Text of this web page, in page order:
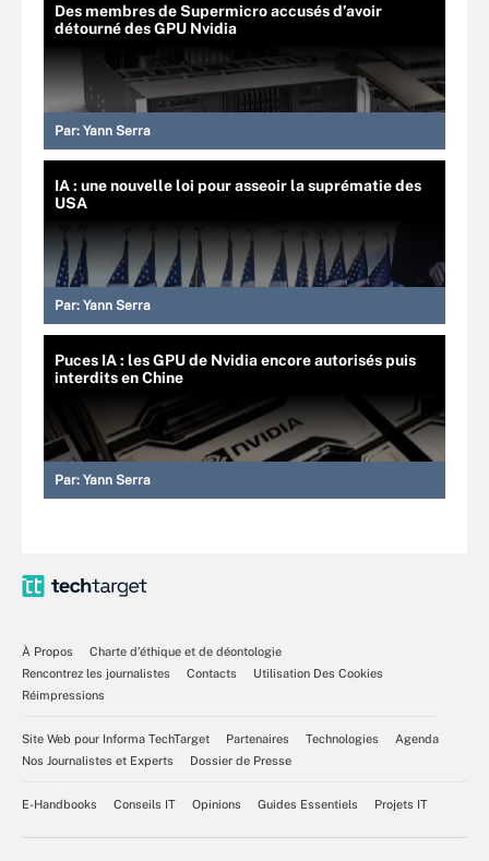
Des membres de Supermicro accusés d’avoir
détourné des GPU Nvidia
Par: Yann Serra
IA : une nouvelle loi pour asseoir la suprématie des
USA
Par: Yann Serra
Puces IA : les GPU de Nvidia encore autorisés puis
interdits en Chine
Par: Yann Serra
À Propos
Charte d’éthique et de déontologie
Rencontrez les journalistes
Contacts
Utilisation Des Cookies
Réimpressions
Site Web pour Informa TechTarget Partenaires Technologies
Agenda
Nos Journalistes et Experts
Dossier de Presse
E-Handbooks Conseils IT Opinions Guides Essentiels Projets IT